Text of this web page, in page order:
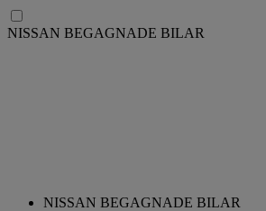
NISSAN BEGAGNADE BILAR
NISSAN BEGAGNADE BILAR